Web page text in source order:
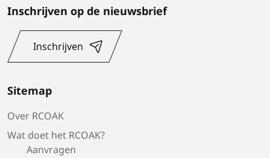
Inschrijven op de nieuwsbrief
Inschrijven
Sitemap
Over RCOAK
Wat doet het RCOAK?
Aanvragen